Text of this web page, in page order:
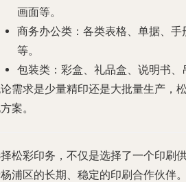
画面等。
商务办公类 ：各类表格、单据、
等。
包装类 ：彩盒、礼品盒、说明书、
需求是少量精印还是大批量生产，
案。
松彩印务，不仅是选择了一个印刷
浦区的长期、稳定的印刷合作伙伴